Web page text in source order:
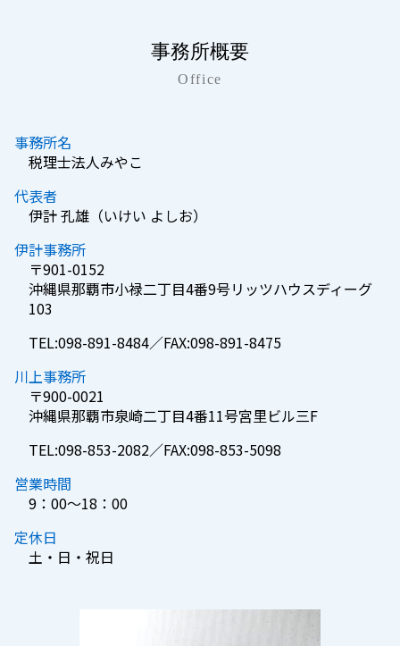
事務所概要
Office
事務所名
税理士法人みやこ
代表者
伊計 孔雄（いけい よしお）
伊計事務所
〒901-0152
沖縄県那覇市小禄二丁目4番9号リッツハウスディーグ
103
TEL:098-891-8484／FAX:098-891-8475
川上事務所
〒900-0021
沖縄県那覇市泉崎二丁目4番11号宮里ビル三F
TEL:098-853-2082／FAX:098-853-5098
営業時間
9：00～18：00
定休日
土・日・祝日